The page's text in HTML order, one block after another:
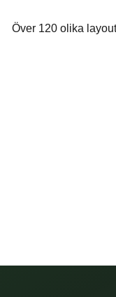
Över 120 olika